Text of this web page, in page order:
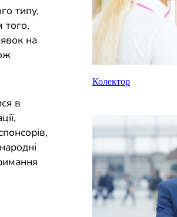
типу,
того,
на
в
Колектор